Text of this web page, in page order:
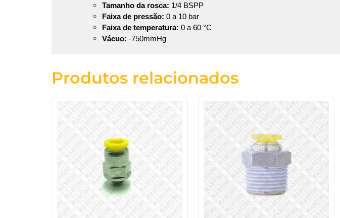
Tamanho da rosca: 1/4 BSPP
Faixa de pressão: 0 a 10 bar
Faixa de temperatura: 0 a 60 °C
Vácuo: -750mmHg
Produtos relacionados